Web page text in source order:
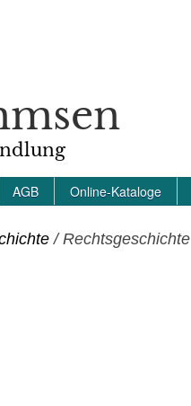
AGB Online-Kataloge
/ Rechtsgeschichte